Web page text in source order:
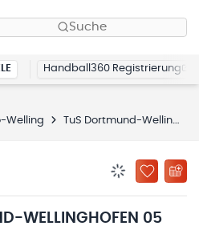
Suche
Handball360 Registrierung
Welling TuS Dortmund-Wellinghofen 05 2
ZU
WELLINGHOFEN 05